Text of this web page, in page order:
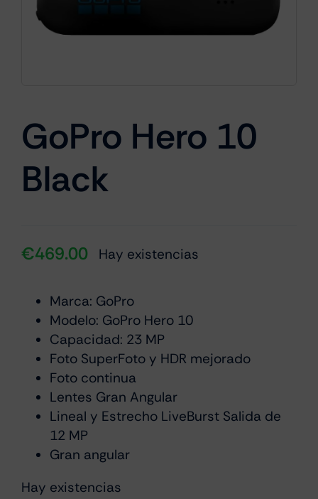
GoPro Hero 10
Black
€469.00 Hay existencias
Marca: GoPro
Modelo: GoPro Hero 10
Capacidad: 23 MP
Foto SuperFoto y HDR mejorado
Foto continua
Lentes Gran Angular
Lineal y Estrecho LiveBurst Salida de
12 MP
Gran angular
Hay existencias